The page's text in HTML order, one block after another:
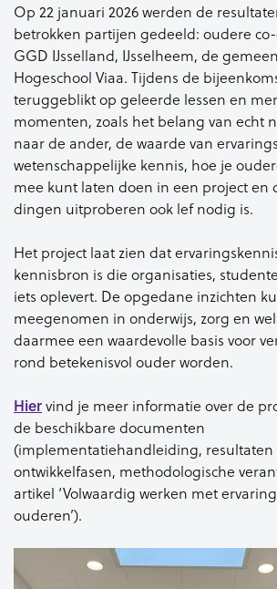
Op 22 januari 2026 werden de
betrokken partijen gedeeld: oudere
GGD IJsselland, IJsselheem, de
Hogeschool Viaa. Tijdens de
teruggeblikt op geleerde lessen en
momenten, zoals het belang van echt
naar de ander, de waarde van
wetenschappelijke kennis, hoe je
mee kunt laten doen in een project en
dingen uitproberen ook lef nodig is.
Het project laat zien dat
kennisbron is die organisaties,
iets oplevert. De opgedane inzichten
meegenomen in onderwijs, zorg en
daarmee een waardevolle basis voor
rond betekenisvol ouder worden.
Hiervind je meer informatie over de
de beschikbare documenten
(implementatiehandleiding, resultaten
ontwikkelfasen, methodologische
artikel ‘Volwaardig werken met
ouderen’).